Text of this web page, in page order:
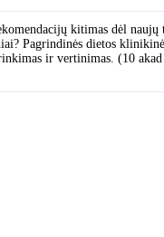
kitimas dėl
Pagrindinės dietos
ir vertinimas. (10